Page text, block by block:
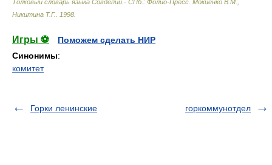
Толковый словарь языка Совдепии.- СПб.: Фолио-Пресс Мокиенко В.М.,
Никитина Т.Г.
1998
Игры ⚽
Поможем сделать НИР
Синонимы:
комитет
Горки ленинские горкоммунотдел